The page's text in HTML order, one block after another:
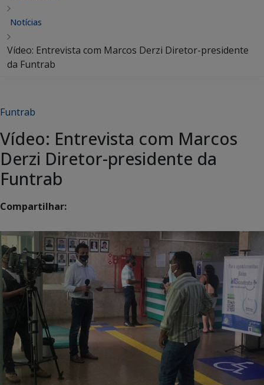
Notícias
Vídeo: Entrevista com Marcos Derzi Diretor-presidente
da Funtrab
Funtrab
Vídeo: Entrevista com Marcos
Derzi Diretor-presidente da
Funtrab
Compartilhar: